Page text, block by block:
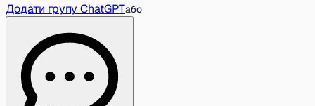
Додати групу ChatGPTабо